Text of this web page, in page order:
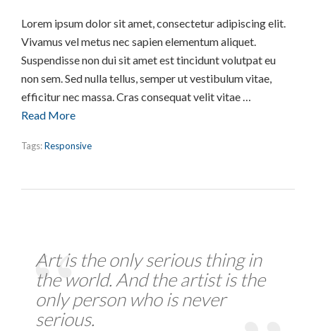
Lorem ipsum dolor sit amet, consectetur adipiscing elit.
Vivamus vel metus nec sapien elementum aliquet.
Suspendisse non dui sit amet est tincidunt volutpat eu
non sem. Sed nulla tellus, semper ut vestibulum vitae,
efficitur nec massa. Cras consequat velit vitae …
Read More
Tags:Responsive
Art is the only serious thing in
the world. And the artist is the
only person who is never
serious.